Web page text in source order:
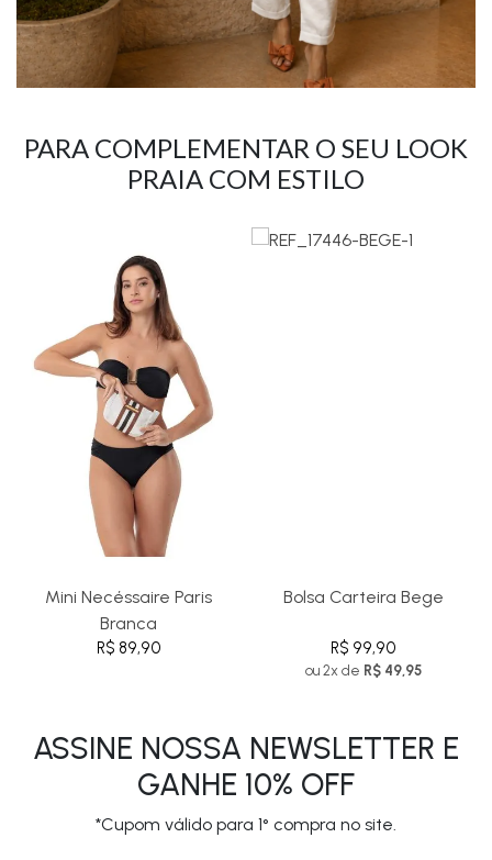
PARA COMPLEMENTAR O SEU LOOK
PRAIA COM ESTILO
Mini Necéssaire Paris
Branca
R$ 89,90
Bolsa Carteira Bege
R$ 99,90
ou 2x de R$ 49,95
ASSINE NOSSA NEWSLETTER E
GANHE 10% OFF
*Cupom válido para 1° compra no site.